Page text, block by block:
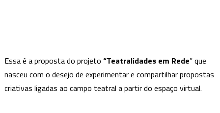
Essa é a proposta do projeto “Teatralidades em Rede” que
nasceu com o desejo de experimentar e compartilhar propostas
criativas ligadas ao campo teatral a partir do espaço virtual.